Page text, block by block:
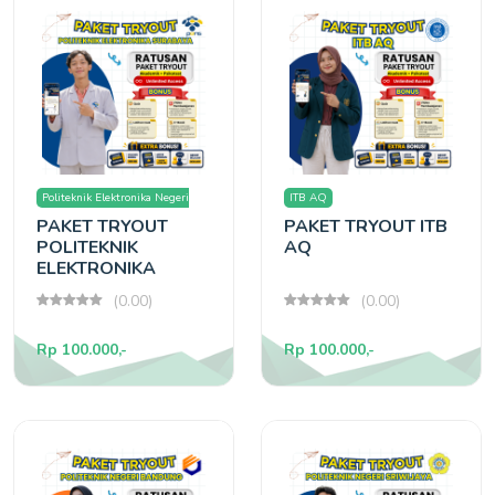
Politeknik Elektronika Negeri
Surabaya
PAKET TRYOUT
POLITEKNIK
ELEKTRONIKA
SURABAYA(0.00)
Rp 100.000,-
ITB AQ
PAKET TRYOUT ITB
AQ
(0.00)
Rp 100.000,-